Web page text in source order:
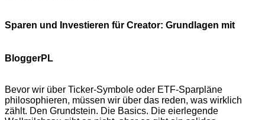
Sparen und Investieren für Creator: Grundlagen mit
BloggerPL
Bevor wir über Ticker-Symbole oder ETF-Sparpläne
philosophieren, müssen wir über das reden, was wirklich
zählt. Den Grundstein. Die Basics. Die eierlegende